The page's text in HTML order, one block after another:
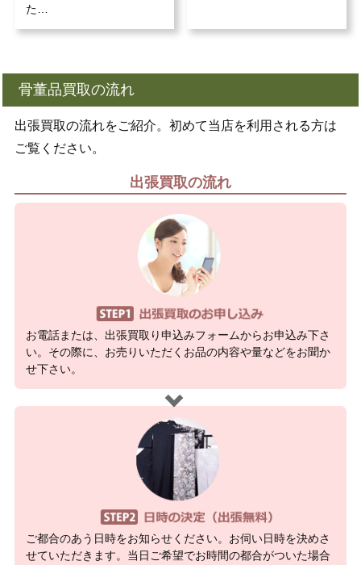
た…
骨董品買取の流れ
出張買取の流れをご紹介。初めて当店を利用される方は
ご覧ください。
出張買取の流れ
お電話または、出張買取り申込みフォームからお申込み下さ
い。その際に、お売りいただくお品の内容や量などをお聞か
せ下さい。
ご都合のあう日時をお知らせください。お伺い日時を決めさ
せていただきます。当日ご希望でお時間の都合がついた場合